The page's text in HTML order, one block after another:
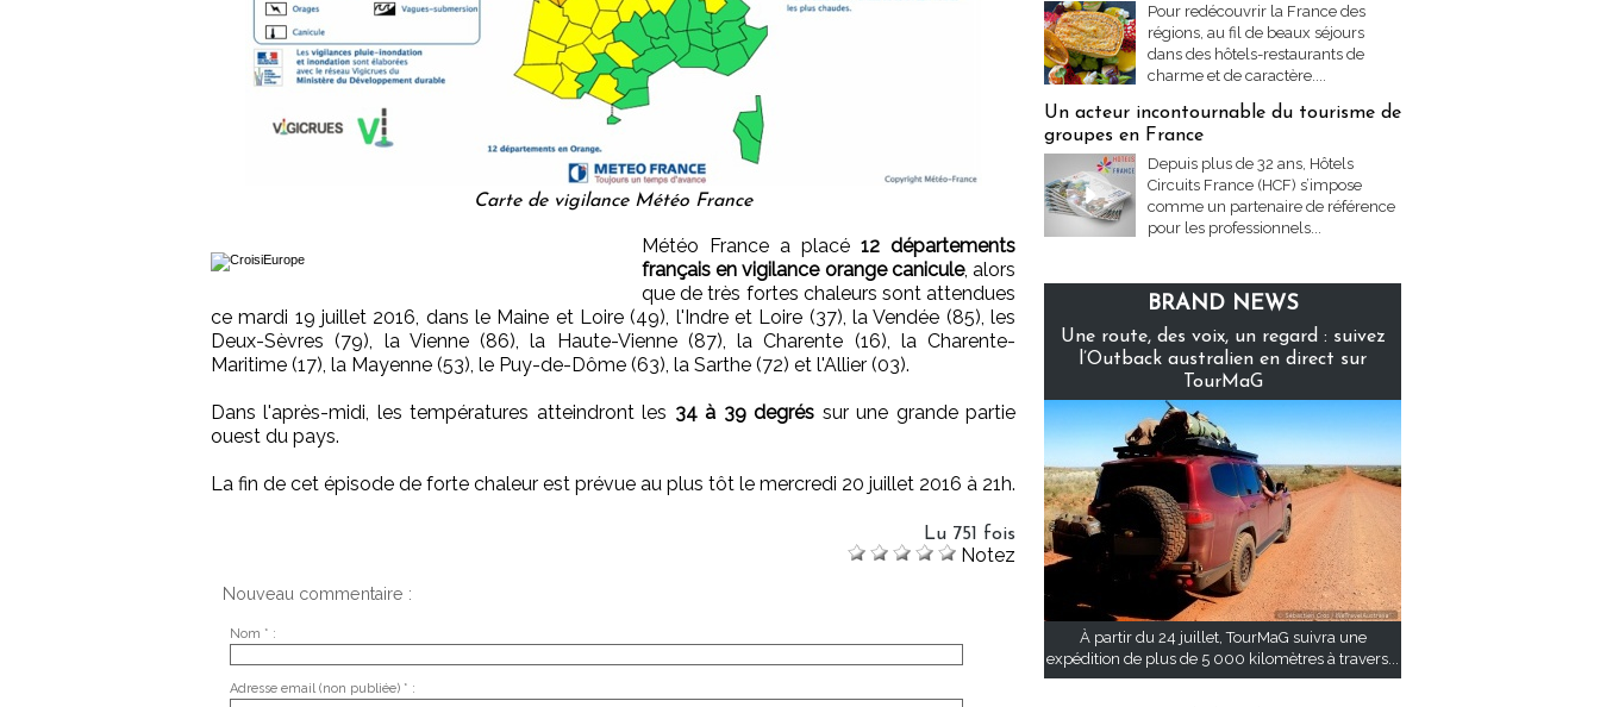
Carte de vigilance Météo France
Météo France a placé 12 départements
français en vigilance orange canicule, alors
que de très fortes chaleurs sont attendues
ce mardi 19 juillet 2016, dans le Maine et Loire (49), l'Indre et Loire (37), la Vendée (85), les
Deux-Sèvres (79), la Vienne (86), la Haute-Vienne (87), la Charente (16), la Charente-
Maritime (17), la Mayenne (53), le Puy-de-Dôme (63), la Sarthe (72) et l'Allier (03).
Dans l'après-midi, les températures atteindront les 34 à 39 degrés sur une grande partie
ouest du pays.
La fin de cet épisode de forte chaleur est prévue au plus tôt le mercredi 20 juillet 2016 à 21h.
Lu 751 fois
Notez
Nouveau commentaire :
Nom * :
Adresse email (non publiée) * :
Pour redécouvrir la France des
régions, au fil de beaux séjours
dans des hôtels-restaurants de
charme et de caractère....
Un acteur incontournable du tourisme de
groupes en France
Depuis plus de 32 ans, Hôtels
Circuits France (HCF) s’impose
comme un partenaire de référence
pour les professionnels...
BRAND NEWS
Une route, des voix, un regard : suivez
l’Outback australien en direct sur
TourMaG
À partir du 24 juillet, TourMaG suivra une
expédition de plus de 5 000 kilomètres à travers...